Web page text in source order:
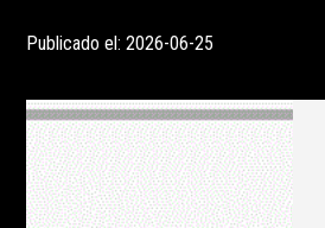
Publicado el: 2026-06-25